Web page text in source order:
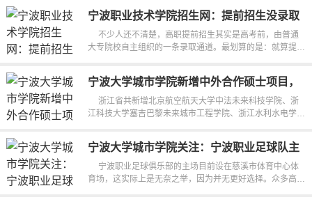
宁波职业技术学院招生网：提前招生没录取
也不影响高考，多一次上大学机会
不少人还不清楚，高职提前招生其实是高考前，由普通
大专院校自主组织的一条录取通道。最划算的是：就算提前
宁波大学城市学院新增中外合作硕士项目，
交通运输专业值得关注
浙江省共新增北京航空航天大学中法未来科技学院、浙
江科技大学塞吉巴黎未来城市工程学院、浙江水利水电学院
宁波大学城市学院关注：宁波职业足球队主
场为何选慈溪？
宁波职业足球俱乐部的主场目前设在慈溪市体育中心体
育场，这实际上是无奈之举，因为并无更好选择。众多高校